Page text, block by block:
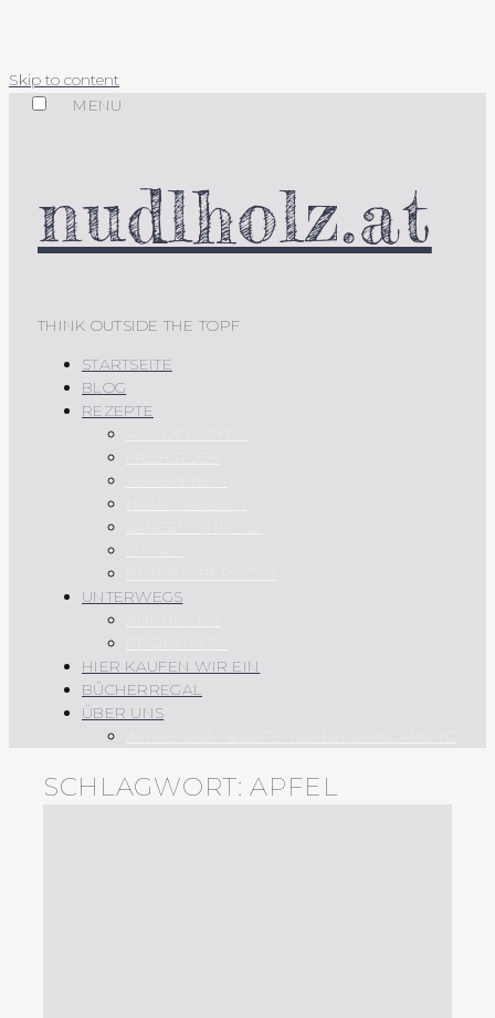
Skip to content
MENU
nudlholz.at
THINK OUTSIDE THE TOPF
STARTSEITE
BLOG
REZEPTE
UNTERWEGS
HIER KAUFEN WIR EIN
BÜCHERREGAL
ÜBER UNS
SCHLAGWORT:APFEL